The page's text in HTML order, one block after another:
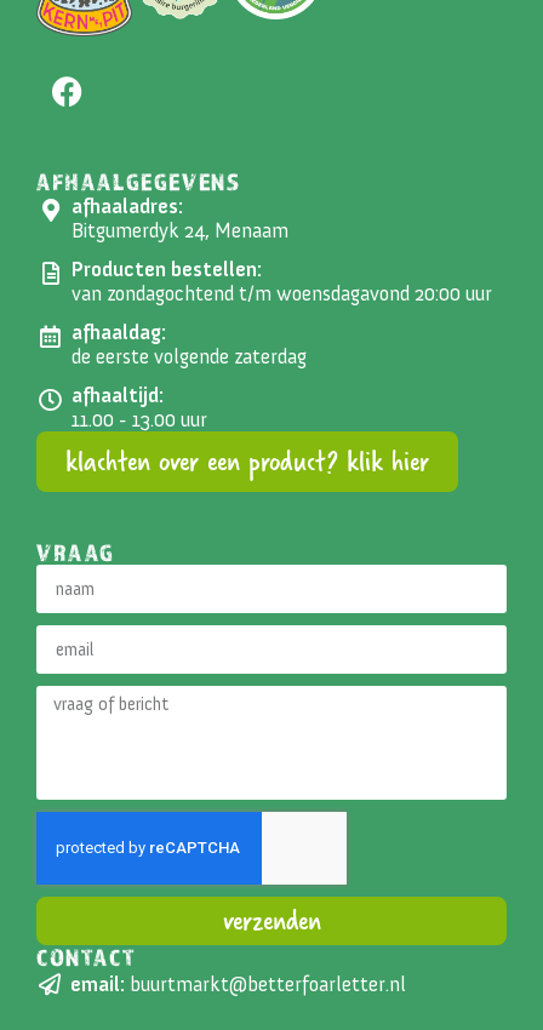
AFHAALGEGEVENS
afhaaladres:
Bitgumerdyk 24, Menaam
Producten bestellen:
van zondagochtend t/m woensdagavond 20:00 uur
afhaaldag:
de eerste volgende zaterdag
afhaaltijd:
11.00 - 13.00 uur
klachten over een product? klik hier
VRAAG
verzenden
Alternative:
CONTACT
email: buurtmarkt@betterfoarletter.nl